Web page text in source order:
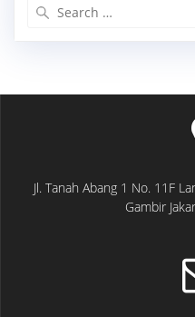
Jl. Tanah Abang 1 No. 11F
Gambir